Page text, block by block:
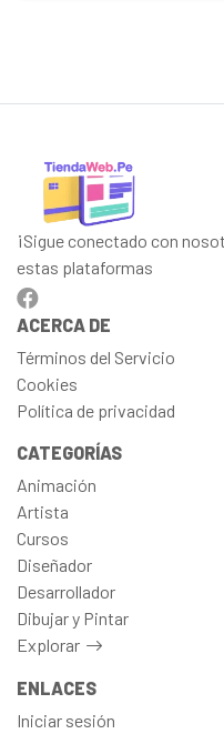
¡Sigue conectado con
estas plataformas
ACERCA DE
Términos del Servicio
Cookies
Política de privacidad
CATEGORÍAS
Animación
Artista
Cursos
Diseñador
Desarrollador
Dibujar y Pintar
Explorar
ENLACES
Iniciar sesión